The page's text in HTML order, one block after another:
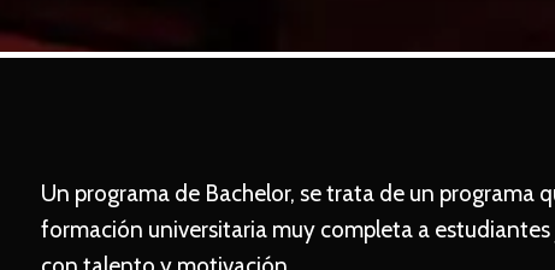
Un programa de Bachelor, se trata de un programa
formación universitaria muy completa a